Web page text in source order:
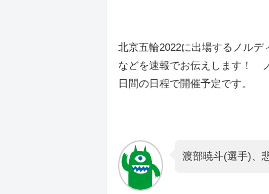
北京五輪2022に出場するノル
などを速報でお伝えします！
日間の日程で開催予定です。
渡部暁斗(選手)、